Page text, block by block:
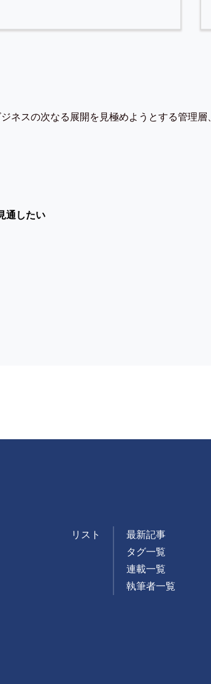
ネスの次なる展開を見極めようとする管理
通したい
リスト
最新記事
タグ一覧
連載一覧
執筆者一覧